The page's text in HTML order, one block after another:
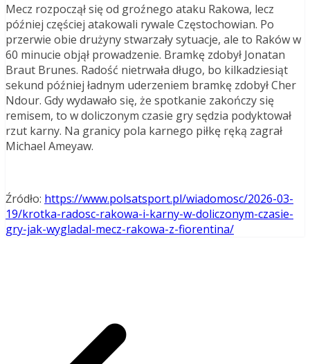
Mecz rozpoczął się od groźnego ataku Rakowa, lecz
później częściej atakowali rywale Częstochowian. Po
przerwie obie drużyny stwarzały sytuacje, ale to Raków w
60 minucie objął prowadzenie. Bramkę zdobył Jonatan
Braut Brunes. Radość nietrwała długo, bo kilkadziesiąt
sekund później ładnym uderzeniem bramkę zdobył Cher
Ndour. Gdy wydawało się, że spotkanie zakończy się
remisem, to w doliczonym czasie gry sędzia podyktował
rzut karny. Na granicy pola karnego piłkę ręką zagrał
Michael Ameyaw.
Źródło: https://www.polsatsport.pl/wiadomosc/2026-03-
19/krotka-radosc-rakowa-i-karny-w-doliczonym-czasie-
gry-jak-wygladal-mecz-rakowa-z-fiorentina/